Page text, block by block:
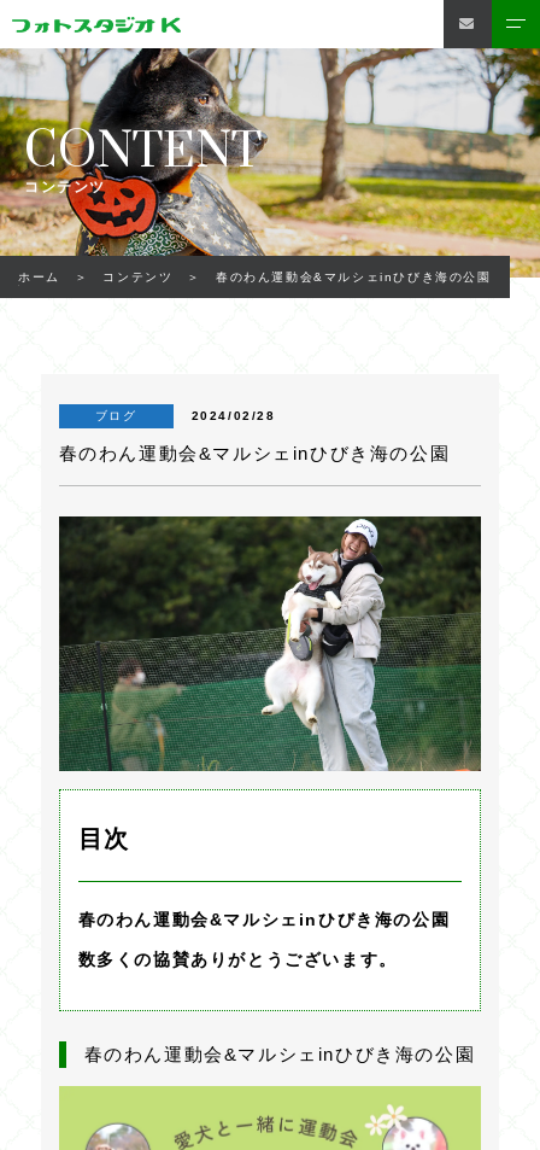
CONTENT
コンテンツ
ホーム コンテンツ 春のわん運動会&マルシェinひびき海の公園
ブログ 2024/02/28
春のわん運動会&マルシェinひびき海の公園
目次
春のわん運動会&マルシェinひびき海の公園
数多くの協賛ありがとうございます。
春のわん運動会&マルシェinひびき海の公園